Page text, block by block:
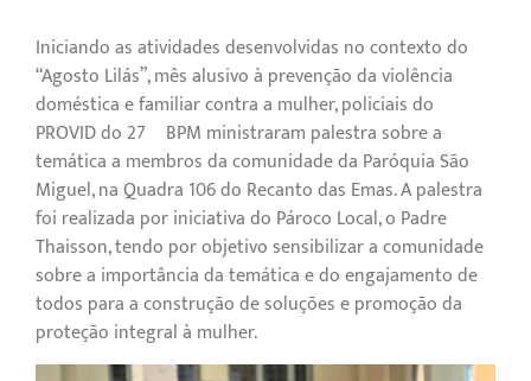
Iniciando as atividades desenvolvidas no contexto do
“Agosto Lilás”, mês alusivo à prevenção da violência
doméstica e familiar contra a mulher, policiais do
PROVID do 27º BPM ministraram palestra sobre a
temática a membros da comunidade da Paróquia São
Miguel, na Quadra 106 do Recanto das Emas. A palestra
foi realizada por iniciativa do Pároco Local, o Padre
Thaisson, tendo por objetivo sensibilizar a comunidade
sobre a importância da temática e do engajamento de
todos para a construção de soluções e promoção da
proteção integral à mulher.